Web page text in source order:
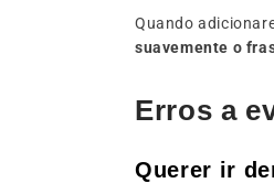
Quando
suavemente o
Erros a
Querer ir